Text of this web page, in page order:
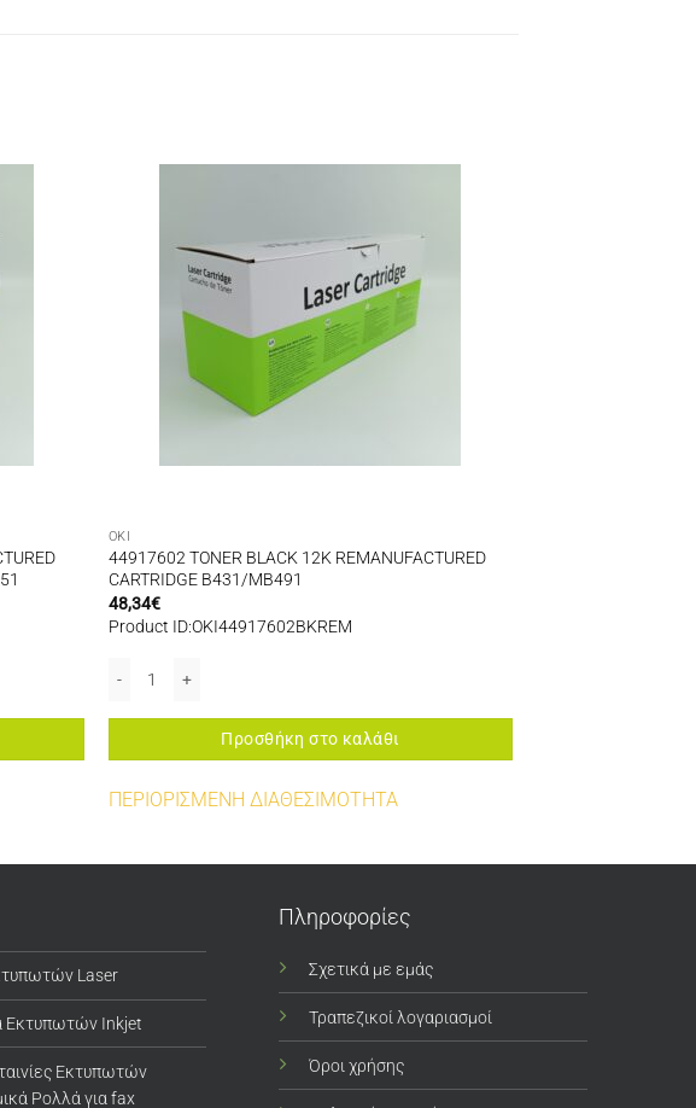
OKI
44917602 TONER BLACK 12K REMANUFACTURED
CARTRIDGE B431/MB491
48,34€
Product ID:OKI44917602BKREM
Προσθήκη στο καλάθι
ΠΕΡΙΟΡΙΣΜΕΝΗ ΔΙΑΘΕΣΙΜΟΤΗΤΑ
Laser
Εκτυπωτών Inkjet
Εκτυπωτών
Ρολλά για fax
Πληροφορίες
Σχετικά με εμάς
Τραπεζικοί λογαριασμοί
Όροι χρήσης